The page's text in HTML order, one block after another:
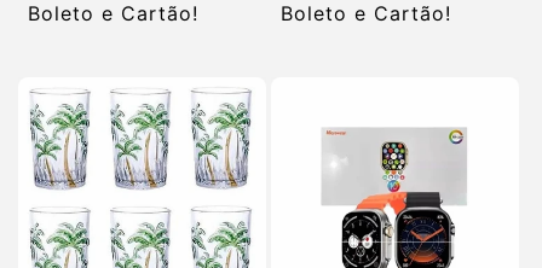
Boleto e Cartão!
Boleto e Cartão!